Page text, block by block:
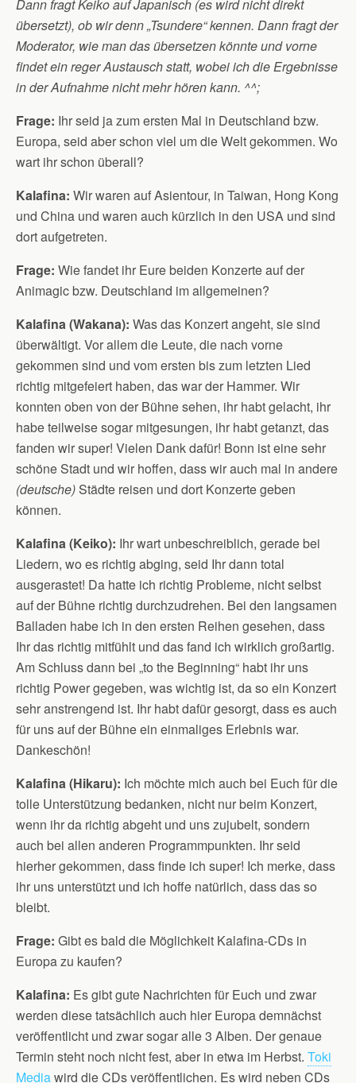
Dann fragt Keiko auf Japanisch (es wird nicht direkt
übersetzt), ob wir denn „Tsundere“ kennen. Dann fragt der
Moderator, wie man das übersetzen könnte und vorne
findet ein reger Austausch statt, wobei ich die Ergebnisse
in der Aufnahme nicht mehr hören kann. ^^;
Frage: Ihr seid ja zum ersten Mal in Deutschland bzw.
Europa, seid aber schon viel um die Welt gekommen. Wo
wart ihr schon überall?
Kalafina: Wir waren auf Asientour, in Taiwan, Hong Kong
und China und waren auch kürzlich in den USA und sind
dort aufgetreten.
Frage: Wie fandet ihr Eure beiden Konzerte auf der
Animagic bzw. Deutschland im allgemeinen?
Kalafina (Wakana): Was das Konzert angeht, sie sind
überwältigt. Vor allem die Leute, die nach vorne
gekommen sind und vom ersten bis zum letzten Lied
richtig mitgefeiert haben, das war der Hammer. Wir
konnten oben von der Bühne sehen, ihr habt gelacht, ihr
habe teilweise sogar mitgesungen, ihr habt getanzt, das
fanden wir super! Vielen Dank dafür! Bonn ist eine sehr
schöne Stadt und wir hoffen, dass wir auch mal in andere
(deutsche) Städte reisen und dort Konzerte geben
können.
Kalafina (Keiko): Ihr wart unbeschreiblich, gerade bei
Liedern, wo es richtig abging, seid Ihr dann total
ausgerastet! Da hatte ich richtig Probleme, nicht selbst
auf der Bühne richtig durchzudrehen. Bei den langsamen
Balladen habe ich in den ersten Reihen gesehen, dass
Ihr das richtig mitfühlt und das fand ich wirklich großartig.
Am Schluss dann bei „to the Beginning“ habt ihr uns
richtig Power gegeben, was wichtig ist, da so ein Konzert
sehr anstrengend ist. Ihr habt dafür gesorgt, dass es auch
für uns auf der Bühne ein einmaliges Erlebnis war.
Dankeschön!
Kalafina (Hikaru): Ich möchte mich auch bei Euch für die
tolle Unterstützung bedanken, nicht nur beim Konzert,
wenn ihr da richtig abgeht und uns zujubelt, sondern
auch bei allen anderen Programmpunkten. Ihr seid
hierher gekommen, dass finde ich super! Ich merke, dass
ihr uns unterstützt und ich hoffe natürlich, dass das so
bleibt.
Frage: Gibt es bald die Möglichkeit Kalafina-CDs in
Europa zu kaufen?
Kalafina: Es gibt gute Nachrichten für Euch und zwar
werden diese tatsächlich auch hier Europa demnächst
veröffentlicht und zwar sogar alle 3 Alben. Der genaue
Termin steht noch nicht fest, aber in etwa im Herbst. Toki
Mediawird die CDs veröffentlichen. Es wird neben CDs